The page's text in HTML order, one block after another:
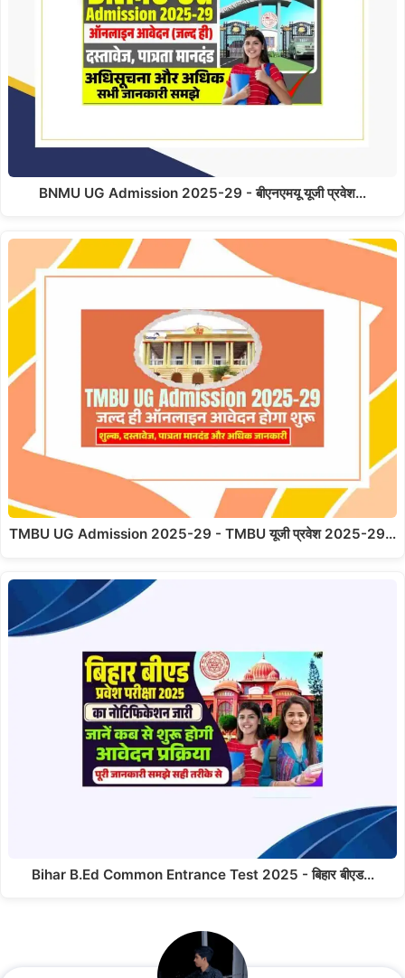
BNMU UG Admission 2025-29 - बीएनएमयू यूजी प्रवेश…
TMBU UG Admission 2025-29 - TMBU यूजी प्रवेश 2025-29…
Bihar B.Ed Common Entrance Test 2025 - बिहार बीएड…